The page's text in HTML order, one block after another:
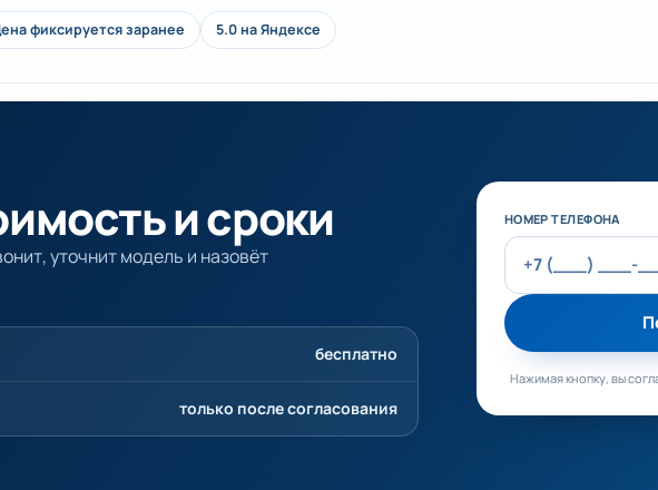
фиксируется заранее 5.0 на Яндексе
и сроки
уточнит модель и назовёт
бесплатно
только после согласования
Не заполняйте это
НОМЕР ТЕЛЕФОНА
Нажимая кнопку, вы